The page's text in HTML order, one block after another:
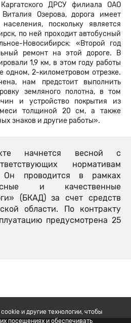
ДРСУ филиала ОАО
Виталия Озерова, дорога имеет
поскольку является
по ней проходит автобусный
Новосибирск: «Второй год
ремонт на этой дороге. В
1,9 км, в этом году работы
одном, 2-километровом отрезке.
нам предстоит выполнить
земляного полотна, в том
и устройство покрытия из
толщиной 20 см, а также
знаков и другие работы».
начнется весной с
нормативам
Он проводится в рамках
и качественные
(БКАД) за счет средств
области. По контракту
предусмотрена 25
и другие технологии, чтобы
посещениях и обеспечивать